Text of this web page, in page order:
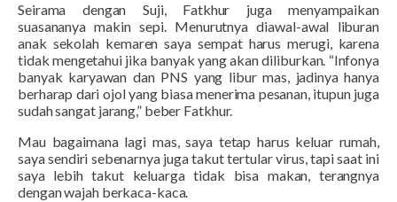
Seirama dengan Suji, Fatkhur juga menyampaikan
suasananya makin sepi. Menurutnya diawal-awal liburan
anak sekolah kemaren saya sempat harus merugi, karena
tidak mengetahui jika banyak yang akan diliburkan. “Infonya
banyak karyawan dan PNS yang libur mas, jadinya hanya
berharap dari ojol yang biasa menerima pesanan, itupun juga
sudah sangat jarang,” beber Fatkhur.
Mau bagaimana lagi mas, saya tetap harus keluar rumah,
saya sendiri sebenarnya juga takut tertular virus, tapi saat ini
saya lebih takut keluarga tidak bisa makan, terangnya
dengan wajah berkaca-kaca.